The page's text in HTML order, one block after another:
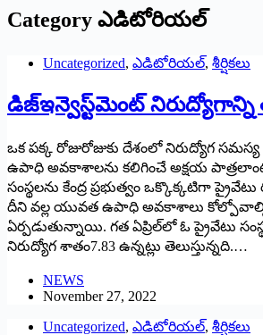
Category ఎడిటోరియల్
Uncategorized, ఎడిటోరియల్, శీర్షికలు
డిజ్‌ఇన్వెస్ట్‌మెంట్‌ ‌నిరుద్యోగాన్ని
ఒక పక్క రోజురోజుకు దేశంలో నిరుద్యోగ సమస్య
ఉపాధి అవకాశాలను కలిగించే అక్షయ పాత్రలాంటి
సంస్థలను కేంద్ర ప్రభుత్వం ఒక్కొక్కటిగా ప్రైవేటు
దీని వల్ల యువత ఉపాధి అవకాశాలు
ఏర్పడుతున్నాయి. గత ఏప్రిల్‌లో ఓ ప్రైవేటు
నిరుద్యోగ శాతం7.83 ఉన్నట్లు తెలుస్తున్నది.…
NEWS
November 27, 2022
Uncategorized, ఎడిటోరియల్, శీర్షికలు